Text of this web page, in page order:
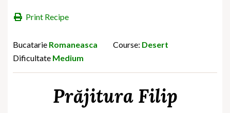
Print Recipe
Bucatarie Romaneasca Course: Desert
Dificultate Medium
Prăjitura Filip